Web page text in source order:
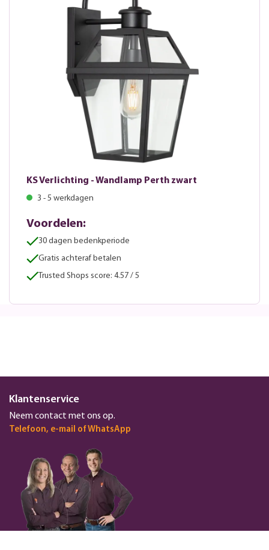
KS Verlichting - Wandlamp Perth zwart
3 - 5 werkdagen
Voordelen:
30 dagen bedenkperiode
Gratis achteraf betalen
Trusted Shops score: 4.57 / 5
Klantenservice
Neem contact met ons op.
Telefoon, e-mail of WhatsApp